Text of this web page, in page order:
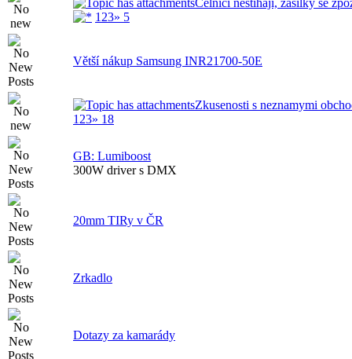
Celníci nestíhají, zásilky se
1 23» 5
Větší nákup Samsung INR21700-50E
Zkusenosti s neznamymi
1 23» 18
GB: Lumiboost
300W driver s DMX
20mm TIRy v ČR
Zrkadlo
Dotazy za kamarády